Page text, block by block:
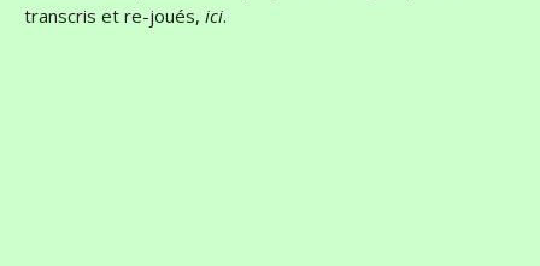
transcris et re-joués, ici.